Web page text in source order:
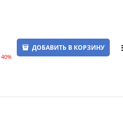
40%
ДОБАВИТЬ В КОРЗИНУ